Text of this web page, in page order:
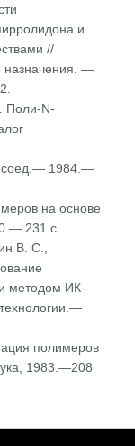
и
//
назначения. —
Поли-N-
соед.— 1984.—
на основе
231 с
В. С.,
методом ИК-
полимеров
1983.—208